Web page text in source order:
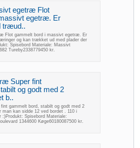
egetræ Flot
egetræ. Er
træud..
Flot gammelt bord i massivt egetræ. Er
og kan trækket ud med plader der
Spisebord Materiale: Massivt
Tureby2338779450 kr.
Super fint
og godt med 2
b..
gammelt bord, stabilt og godt med 2
kan sidde 12 ved bordet . 110 i
:)Produkt: Spisebord Materiale:
1344600 Køge60180087500 kr.